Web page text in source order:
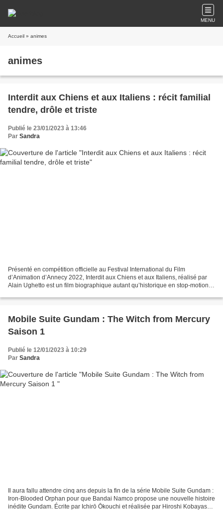
MENU
Accueil » animes
animes
Interdit aux Chiens et aux Italiens : récit familial
tendre, drôle et triste
Publié le 23/01/2023 à 13:46
Par Sandra
Présenté en compétition officielle au Festival International du Film
d’Animation d’Annecy 2022, Interdit aux Chiens et aux Italiens, réalisé par
Alain Ughetto est un film biographique autant qu’historique en stop-motion
Mobile Suite Gundam : The Witch from Mercury
Saison 1
Publié le 12/01/2023 à 10:29
Par Sandra
Il aura fallu attendre cinq ans depuis la fin de la série Mobile Suite Gundam :
Iron-Blooded Orphan pour que Bandai Namco propose une nouvelle histoire
inédite Gundam. Écrite par Ichirō Ōkouchi et réalisée par Hiroshi Kobayashi